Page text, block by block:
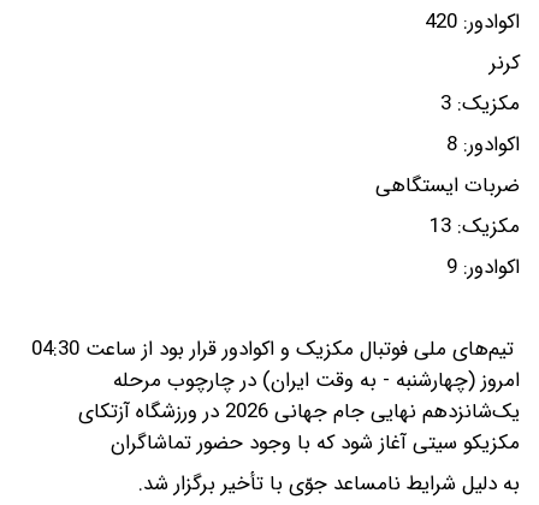
اکوادور: 420
کرنر
مکزیک: 3
اکوادور: 8
ضربات ایستگاهی
مکزیک: 13
اکوادور: 9
تیم‌های ملی فوتبال مکزیک و اکوادور قرار بود از ساعت 04:30
امروز (چهارشنبه - به وقت ایران) در چارچوب مرحله
یک‌شانزدهم نهایی جام جهانی 2026 در ورزشگاه آزتکای
مکزیکو سیتی آغاز شود که با وجود حضور تماشاگران
به دلیل شرایط نامساعد جوّی با تأخیر برگزار شد.